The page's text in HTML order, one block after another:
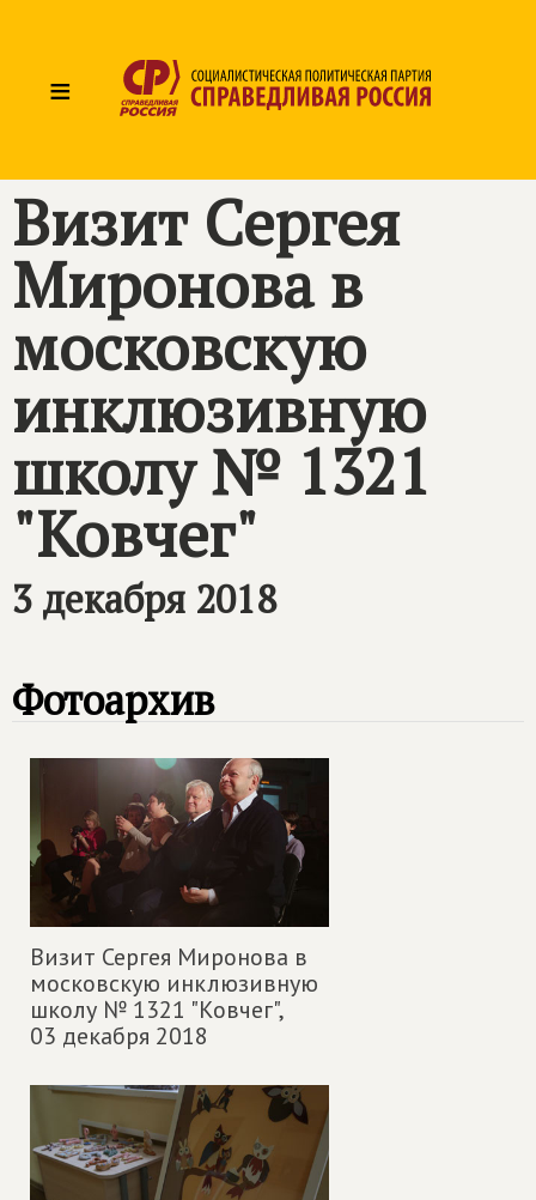
≡
Визит Сергея
Миронова в
московскую
инклюзивную
школу № 1321
"Ковчег"
3 декабря 2018
Фотоархив
Визит Сергея Миронова в
московскую инклюзивную
школу № 1321 "Ковчег",
03 декабря 2018